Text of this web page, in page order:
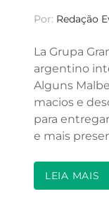
Por: Redação
La Grupa
argentino
Alguns
macios e
para
e mais
LEIA MAIS